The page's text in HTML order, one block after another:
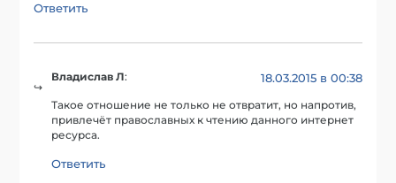
Ответить
Владислав Л: 18.03.2015 в 00:38
Такое отношение не только не отвратит, но напротив,
привлечёт православных к чтению данного интернет
ресурса.
Ответить